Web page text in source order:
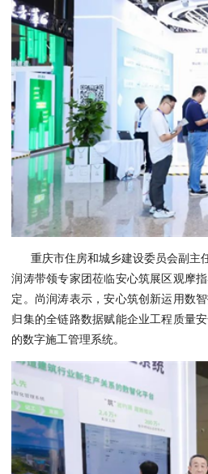
重庆市住房和城乡建设委员会副主
润涛带领专家团莅临安心筑展区观摩
定。尚润涛表示，安心筑创新运用数
归集的全链路数据赋能企业工程质量
的数字施工管理系统。